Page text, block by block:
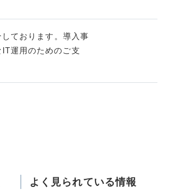
ております。導入事
運用のためのご支
よく見られている情報